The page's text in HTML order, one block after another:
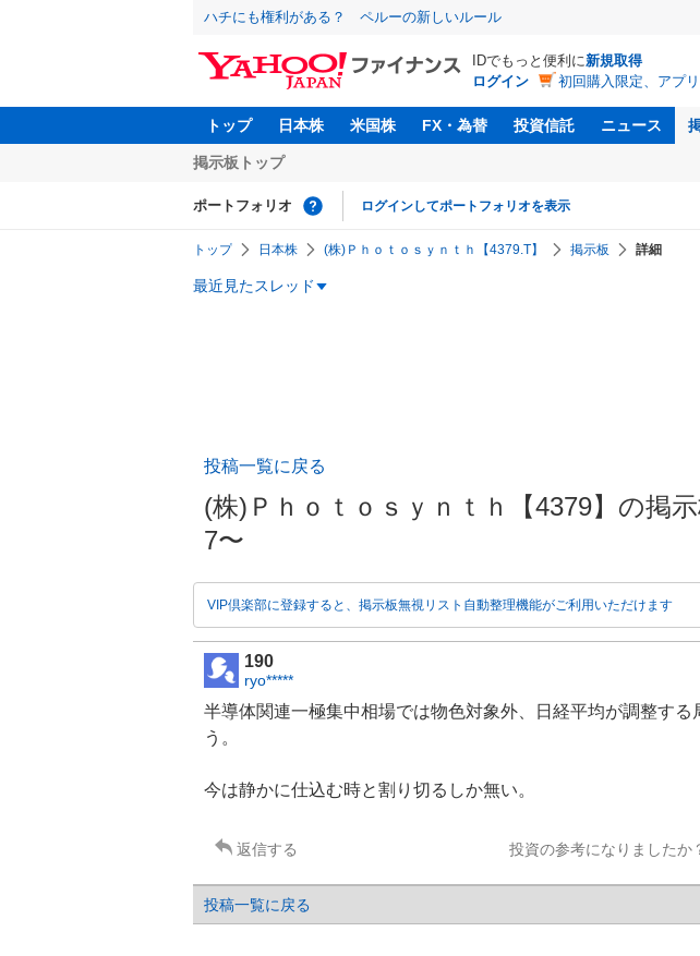
ハチにも権利がある？ ペルーの新しいルール
IDでもっと便利に新規取得
ログイン
初回購入限定、アプ
トップ 日本株 米国株 FX・為替 投資信託 ニュース
掲示板トップ
ポートフォリオ ログインしてポートフォリオを表示
トップ 日本株 (株)Ｐｈｏｔｏｓｙｎｔｈ【4379.T】 掲示板 詳細
最近見たスレッド
投稿一覧に戻る
(株)Ｐｈｏｔｏｓｙｎｔｈ【4379】の掲
7〜
VIP倶楽部に登録すると、掲示板無視リスト自動整理機能がご利用いただけます
190
ryo*****
半導体関連一極集中相場では物色対象外、日経平均が調整する
う。
今は静かに仕込む時と割り切るしか無い。
返信する 投資の参考になりましたか
投稿一覧に戻る